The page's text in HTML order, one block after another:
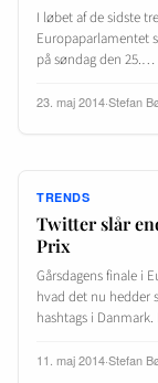
I løbet af de sidste
Europaparlamentet
på søndag den 25.…
23. maj 2014·Stefan
TRENDS
Twitter slår
Prix
Gårsdagens finale i
hvad det nu hedder
hashtags i
11. maj 2014·Stefan